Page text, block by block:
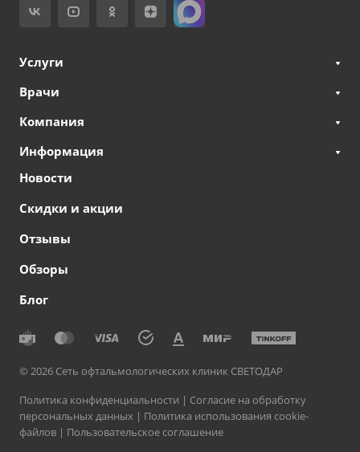
Услуги
Врачи
Компания
Информация
Новости
Скидки и акции
Отзывы
Обзоры
Блог
© 2026 Сеть офтальмологических клиник СВЕТОДАР
Политика конфиденциальности | Согласие на обработку
персональных данных | Политика использования cookie-
файлов | Пользовательское соглашение